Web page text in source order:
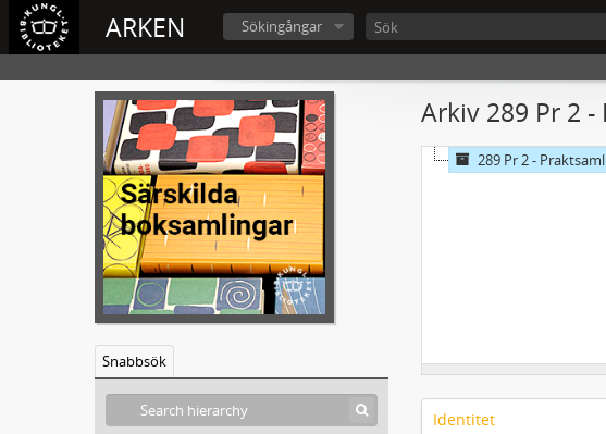
ARKEN Sökingångar
Snabbsök
Arkiv 289 Pr 2
289 Pr 2 -
Identitet